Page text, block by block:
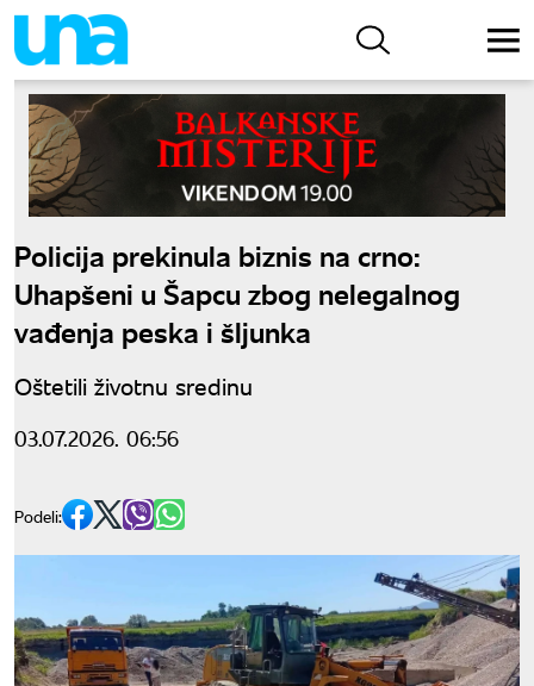
Policija prekinula biznis na crno:
Uhapšeni u Šapcu zbog nelegalnog
vađenja peska i šljunka
Oštetili životnu sredinu
03.07.2026. 06:56
Podeli: